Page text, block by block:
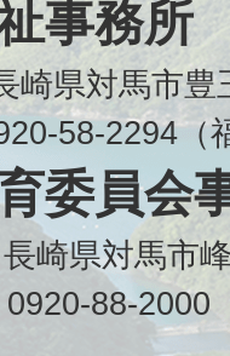
事務所
崎県対馬市
58-2294（
委員会
崎県対馬市
88-2000